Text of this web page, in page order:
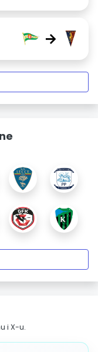
→
i X-u.